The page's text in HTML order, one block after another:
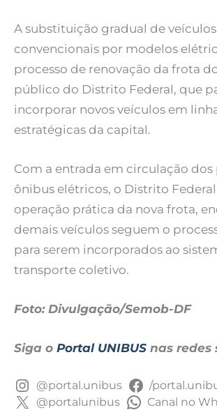
A substituição gradual de veículos
convencionais por modelos
processo de renovação da frota
público do Distrito Federal, que
incorporar novos veículos em
estratégicas da capital.
Com a entrada em circulação dos
ônibus elétricos, o Distrito
operação prática da nova frota,
demais veículos seguem o
para serem incorporados ao
transporte coletivo.
Foto: Divulgação/Semob-DF
Siga o Portal UNIBUS nas redes
@portal.unibus
/
@portalunibus
Canal no